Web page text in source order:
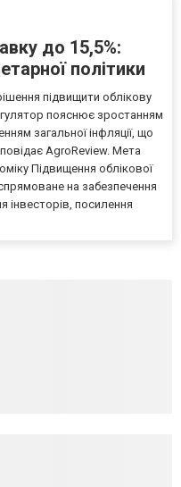
до 15,5%:
політики
підвищити облікову
пояснює зростанням
загальної інфляції, що
AgroReview. Мета
Підвищення облікової
на забезпечення
інвесторів, посилення